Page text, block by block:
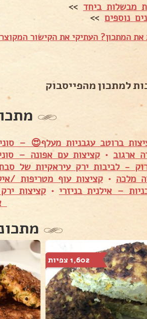
מבשלות ביחד>>
נוספים>>
המתכון? העתיקי את הקישור
למתכון מהפייסבוק
ברוטב עגבניות מעלף😍 –
ארגוב•קציצות עם אפונה –
- לביבות ירק עיראקיות של
מלכה•קציצות עוף מטריפות /
– אילנית בניזרי •קציצות
1,602 צפיות